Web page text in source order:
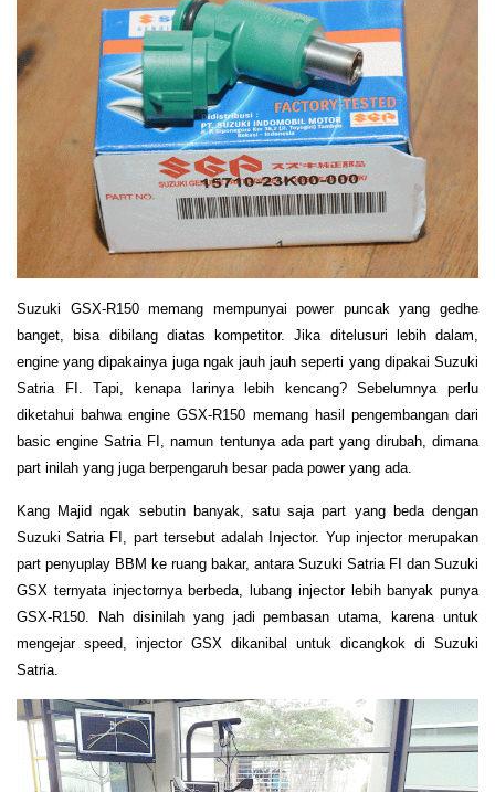
Suzuki GSX-R150 memang mempunyai power puncak yang gedhe
banget, bisa dibilang diatas kompetitor. Jika ditelusuri lebih dalam,
engine yang dipakainya juga ngak jauh jauh seperti yang dipakai Suzuki
Satria FI. Tapi, kenapa larinya lebih kencang? Sebelumnya perlu
diketahui bahwa engine GSX-R150 memang hasil pengembangan dari
basic engine Satria FI, namun tentunya ada part yang dirubah, dimana
part inilah yang juga berpengaruh besar pada power yang ada.
Kang Majid ngak sebutin banyak, satu saja part yang beda dengan
Suzuki Satria FI, part tersebut adalah Injector. Yup injector merupakan
part penyuplay BBM ke ruang bakar, antara Suzuki Satria FI dan Suzuki
GSX ternyata injectornya berbeda, lubang injector lebih banyak punya
GSX-R150. Nah disinilah yang jadi pembasan utama, karena untuk
mengejar speed, injector GSX dikanibal untuk dicangkok di Suzuki
Satria.